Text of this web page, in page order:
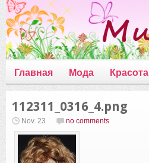
Главная Мода Красота
112311_0316_4.png
Nov. 23 no comments